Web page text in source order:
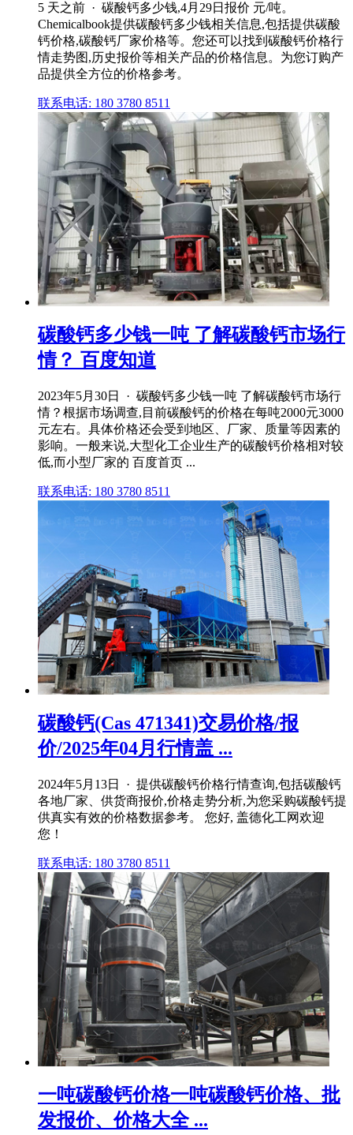
5 天之前 · 碳酸钙多少钱,4月29日报价 元/吨。
Chemicalbook提供碳酸钙多少钱相关信息,包括提供碳酸
钙价格,碳酸钙厂家价格等。您还可以找到碳酸钙价格行
情走势图,历史报价等相关产品的价格信息。为您订购产
品提供全方位的价格参考。
联系电话: 180 3780 8511
碳酸钙多少钱一吨 了解碳酸钙市场行
情？ 百度知道
2023年5月30日 · 碳酸钙多少钱一吨 了解碳酸钙市场行
情？根据市场调查,目前碳酸钙的价格在每吨2000元3000
元左右。具体价格还会受到地区、厂家、质量等因素的
影响。一般来说,大型化工企业生产的碳酸钙价格相对较
低,而小型厂家的 百度首页 ...
联系电话: 180 3780 8511
碳酸钙(Cas 471341)交易价格/报
价/2025年04月行情盖 ...
2024年5月13日 · 提供碳酸钙价格行情查询,包括碳酸钙
各地厂家、供货商报价,价格走势分析,为您采购碳酸钙提
供真实有效的价格数据参考。 您好, 盖德化工网欢迎
您！
联系电话: 180 3780 8511
一吨碳酸钙价格一吨碳酸钙价格、批
发报价、价格大全 ...